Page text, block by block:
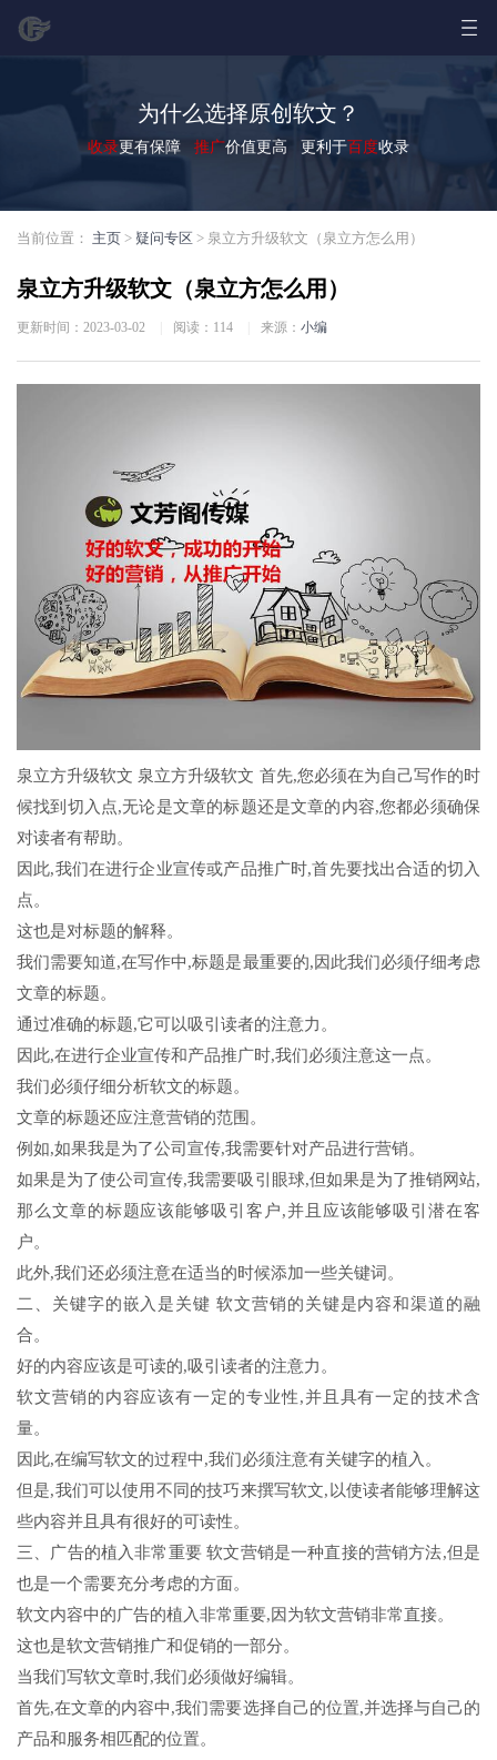
为什么选择原创软文？
收录更有保障 推广价值更高 更利于百度收录
当前位置： 主页 > 疑问专区 > 泉立方升级软文（泉立方怎么用）
泉立方升级软文（泉立方怎么用）
更新时间：2023-03-02 阅读： 114 来源： 小编
泉立方升级软文 泉立方升级软文 首先,您必须在为自己写作的时
候找到切入点,无论是文章的标题还是文章的内容,您都必须确保
对读者有帮助。
因此,我们在进行企业宣传或产品推广时,首先要找出合适的切入
点。
这也是对标题的解释。
我们需要知道,在写作中,标题是最重要的,因此我们必须仔细考虑
文章的标题。
通过准确的标题,它可以吸引读者的注意力。
因此,在进行企业宣传和产品推广时,我们必须注意这一点。
我们必须仔细分析软文的标题。
文章的标题还应注意营销的范围。
例如,如果我是为了公司宣传,我需要针对产品进行营销。
如果是为了使公司宣传,我需要吸引眼球,但如果是为了推销网站,
那么文章的标题应该能够吸引客户,并且应该能够吸引潜在客
户。
此外,我们还必须注意在适当的时候添加一些关键词。
二、关键字的嵌入是关键 软文营销的关键是内容和渠道的融
合。
好的内容应该是可读的,吸引读者的注意力。
软文营销的内容应该有一定的专业性,并且具有一定的技术含
量。
因此,在编写软文的过程中,我们必须注意有关键字的植入。
但是,我们可以使用不同的技巧来撰写软文,以使读者能够理解这
些内容并且具有很好的可读性。
三、广告的植入非常重要 软文营销是一种直接的营销方法,但是
也是一个需要充分考虑的方面。
软文内容中的广告的植入非常重要,因为软文营销非常直接。
这也是软文营销推广和促销的一部分。
当我们写软文章时,我们必须做好编辑。
首先,在文章的内容中,我们需要选择自己的位置,并选择与自己的
产品和服务相匹配的位置。